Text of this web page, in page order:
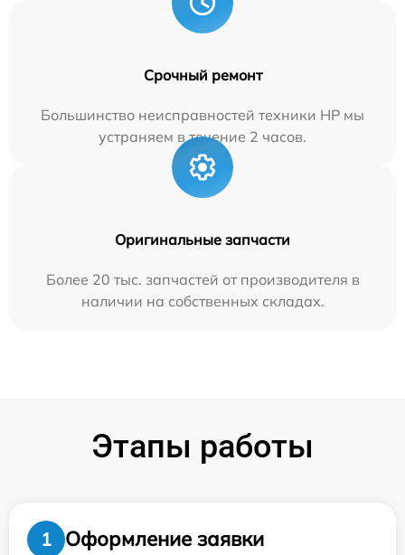
Срочный ремонт
Большинство неисправностей техники HP мы
устраняем в течение 2 часов.
Оригинальные запчасти
Более 20 тыс. запчастей от производителя в
наличии на собственных складах.
Этапы работы
1
Оформление заявки